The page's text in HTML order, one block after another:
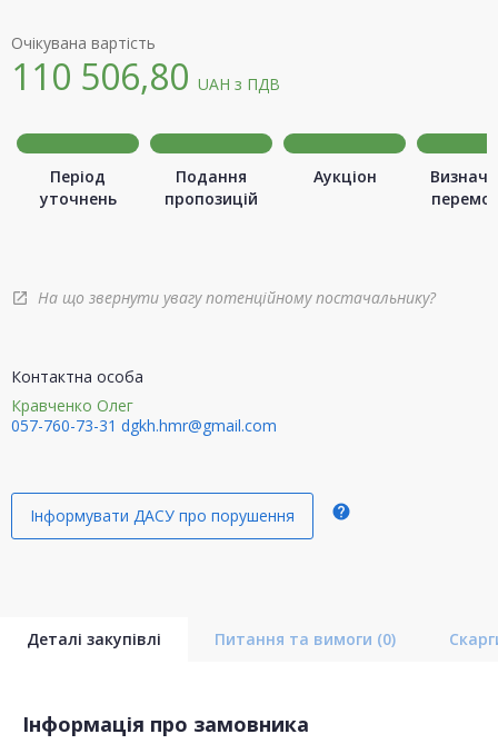
Очікувана вартість
110 506,80 UAH з ПДВ
Період
уточнень
Подання
пропозицій
Аукціон
open_in_new На що звернути увагу потенційному постачальнику?
Контактна особа
Кравченко Олег
057-760-73-31 dgkh.hmr@gmail.com
Інформувати ДАСУ про порушення help
Деталі закупівлі Питання та вимоги (0)
Інформація про замовника